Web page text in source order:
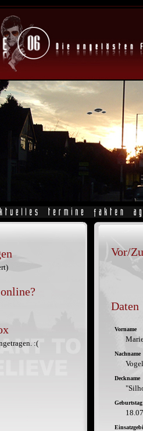
:(
Vor/
Daten
Vorname
Nachname
Vogel
Deckname
Geburtstag